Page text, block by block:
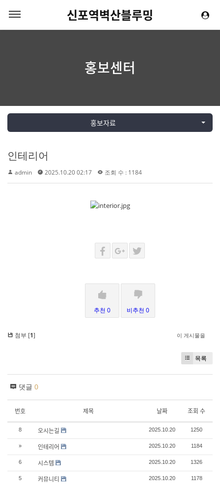
신포역벽산블루밍
홍보센터
홍보자료
인테리어
admin 2025.10.20 02:17 조회 수 : 1184
추천 0 비추천 0
첨부 [1] 이 게시물을
목록
댓글 0
번호 제목 날짜 조회 수
8 오시는길 2025.10.20 1250
» 인테리어 2025.10.20 1184
6 시스템 2025.10.20 1326
5 커뮤니티 2025.10.20 1178